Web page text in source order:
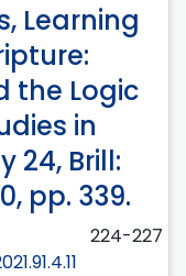
Learning
the Logic
in
24, Brill:
pp. 339.
224-227